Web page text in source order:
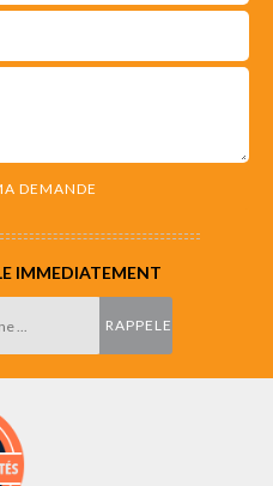
IMMEDIATEMENT